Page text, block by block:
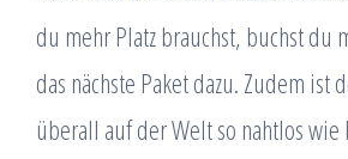
du mehr Platz brauchst, buchst du
das nächste Paket dazu. Zudem ist
überall auf der Welt so nahtlos